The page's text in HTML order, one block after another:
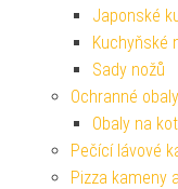
Japonské
Kuchyňské
Sady nožů
Ochranné
Obaly na
Pečící lávové
Pizza kameny